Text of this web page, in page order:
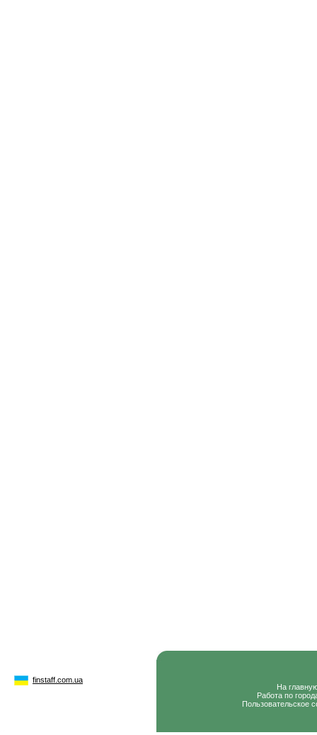
finstaff.com.ua
На
Работа по
Пользовательское